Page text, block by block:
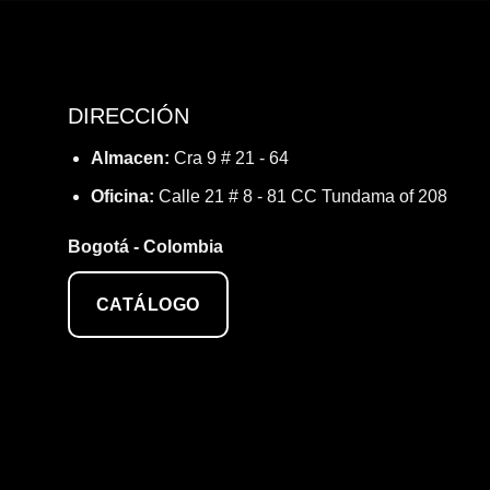
DIRECCIÓN
Almacen: Cra 9 # 21 - 64
Oficina: Calle 21 # 8 - 81 CC Tundama of 208
Bogotá - Colombia
CATÁLOGO